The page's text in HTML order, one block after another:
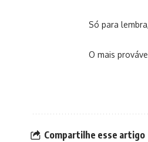
Só para
O mais
Compartilhe esse artigo